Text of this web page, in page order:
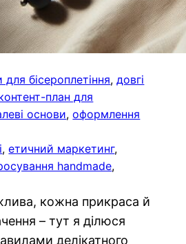
для бісероплетіння, довгі
план для
основи, оформлення
, етичний маркетинг
handmade
кожна прикраса й
– тут я ділюся
делікатного